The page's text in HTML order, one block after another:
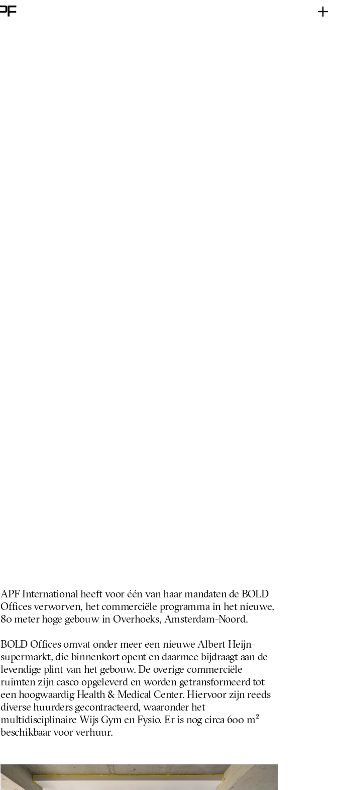
APF International heeft voor één van haar mandaten de BOLD
Offices verworven, het commerciële programma in het nieuwe,
80 meter hoge gebouw in Overhoeks, Amsterdam-Noord.
BOLD Offices omvat onder meer een nieuwe Albert Heijn-
supermarkt, die binnenkort opent en daarmee bijdraagt aan de
levendige plint van het gebouw. De overige commerciële
ruimten zijn casco opgeleverd en worden getransformeerd tot
een hoogwaardig Health & Medical Center. Hiervoor zijn reeds
diverse huurders gecontracteerd, waaronder het
multidisciplinaire Wijs Gym en Fysio. Er is nog circa 600 m²
beschikbaar voor verhuur.